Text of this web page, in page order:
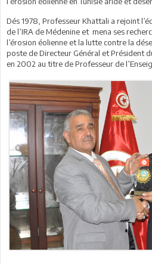
Dés 1978, Professeur Khattali a rejoint
de l’IRA de Médenine et mena ses
l’érosion éolienne et la lutte contre la
poste de Directeur Général et Président
en 2002 au titre de Professeur de